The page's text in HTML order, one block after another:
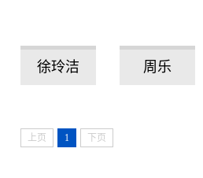
徐玲洁 周乐
上页 1 下页